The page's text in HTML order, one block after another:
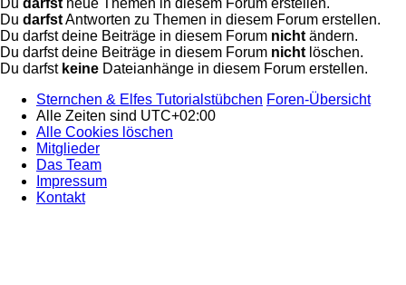
Du darfstneue Themen in diesem Forum erstellen.
Du darfstAntworten zu Themen in diesem Forum erstellen.
Du darfst deine Beiträge in diesem Forum nichtändern.
Du darfst deine Beiträge in diesem Forum nichtlöschen.
Du darfst keine Dateianhänge in diesem Forum erstellen.
Sternchen & Elfes Tutorialstübchen Foren-Übersicht
Alle Zeiten sind UTC+02:00
Alle Cookies löschen
Mitglieder
Das Team
Impressum
Kontakt